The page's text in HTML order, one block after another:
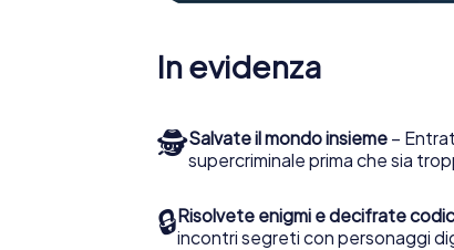
In evidenza
🕵Salvate il mondo insieme –
supercriminale prima che sia
🔒Risolvete enigmi e decifrate
incontri segreti con personaggi